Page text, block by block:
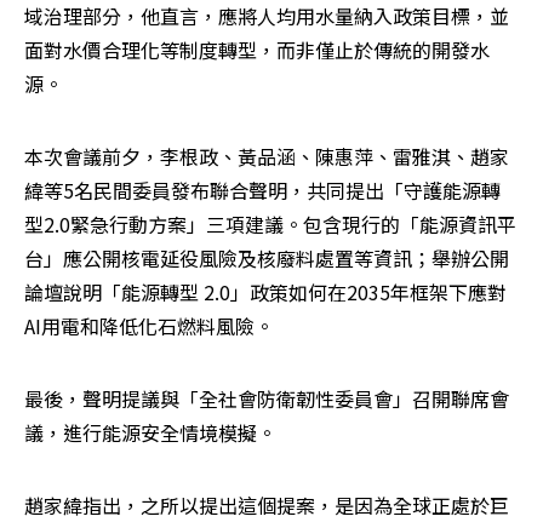
域治理部分，他直言，應將人均用水量納入政策目標，並
面對水價合理化等制度轉型，而非僅止於傳統的開發水
源。
本次會議前夕，李根政、黃品涵、陳惠萍、雷雅淇、趙家
緯等5名民間委員發布聯合聲明，共同提出「守護能源轉
型2.0緊急行動方案」三項建議。包含現行的「能源資訊平
台」應公開核電延役風險及核廢料處置等資訊；舉辦公開
論壇說明「能源轉型 2.0」政策如何在2035年框架下應對
AI用電和降低化石燃料風險。
最後，聲明提議與「全社會防衛韌性委員會」召開聯席會
議，進行能源安全情境模擬。
趙家緯指出，之所以提出這個提案，是因為全球正處於巨